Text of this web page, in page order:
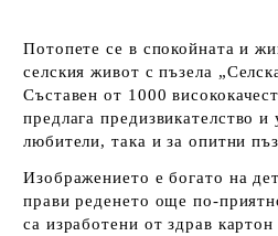
Потопете се в спокойната и
селския живот с пъзела
Съставен от 1000
предлага предизвикателство и
любители, така и за опитни
Изображението е богато на
прави реденето още по-
са изработени от здрав